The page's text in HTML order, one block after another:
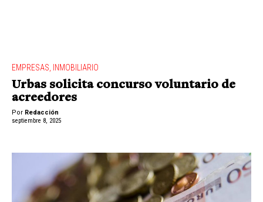
EMPRESAS, INMOBILIARIO
Urbas solicita concurso voluntario de
acreedores
Por Redacción
septiembre 8, 2025